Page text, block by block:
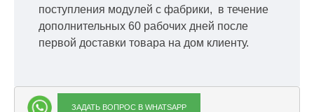
поступления модулей с фабрики, в течение
дополнительных 60 рабочих дней после
первой доставки товара на дом клиенту.
ЗАДАТЬ ВОПРОС В WHATSAPP